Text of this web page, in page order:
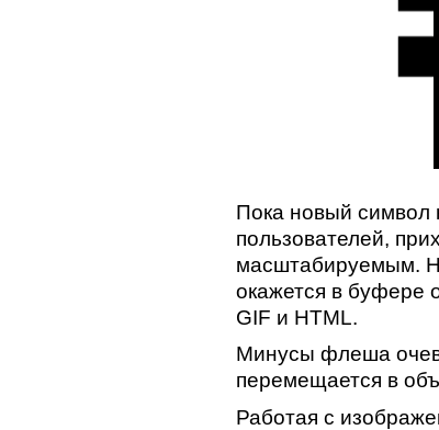
Пока новый символ
пользователей,
масштабируемым.
окажется в буфере
GIF и HTML.
Минусы флеша
перемещается в
Работая с